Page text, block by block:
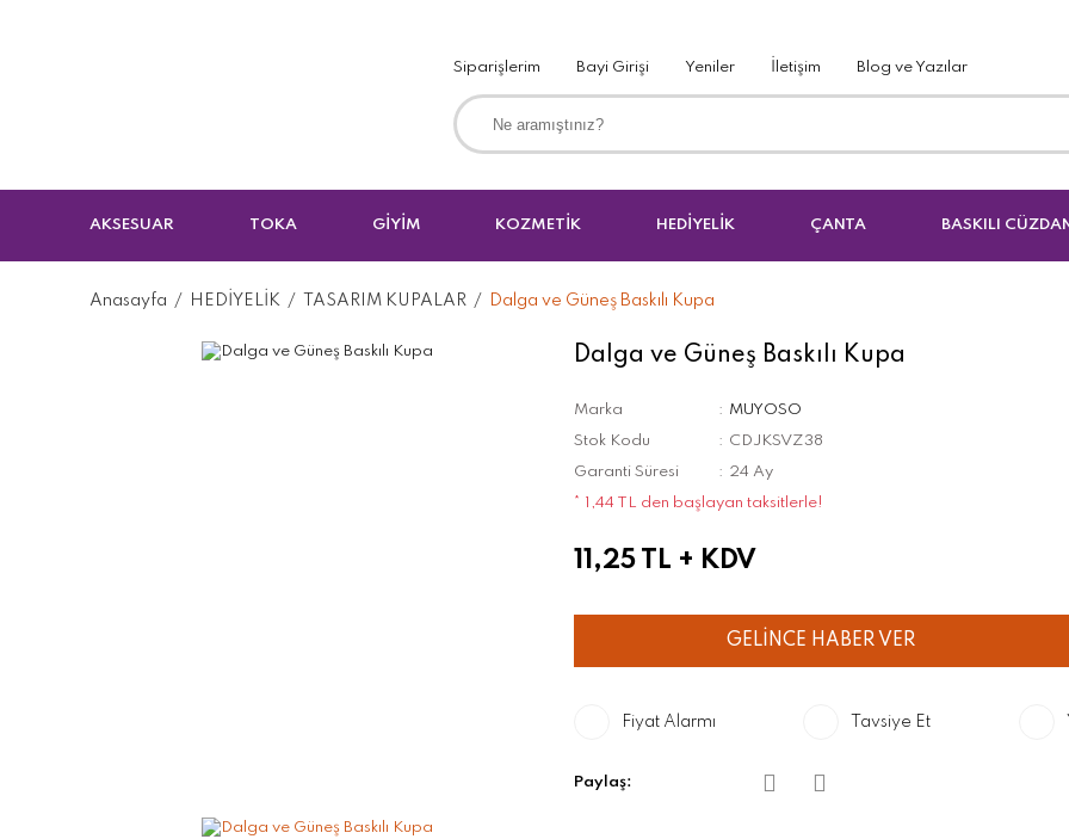
Siparişlerim Bayi Girişi Yeniler İletişim Blog ve Yazılar
AKSESUAR TOKA GİYİM KOZMETİK HEDİYELİK ÇANTA BASKILI
Anasayfa HEDİYELİK TASARIM KUPALAR Dalga ve Güneş Baskılı Kupa
Dalga ve Güneş Baskılı Kupa
Marka
MUYOSO
Stok Kodu
CDJKSVZ38
Garanti Süresi
24 Ay
* 1,44 TL den başlayan taksitlerle!
11,25 TL + KDV
GELİNCE HABER VER
Fiyat Alarmı Tavsiye Et
Paylaş: